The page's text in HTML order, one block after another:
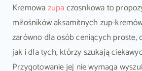
Kremowazupaczosnkowa to
miłośników aksamitnych zup-
zarówno dla osób ceniących proste,
jak i dla tych, którzy szukają
Przygotowanie jej nie wymaga